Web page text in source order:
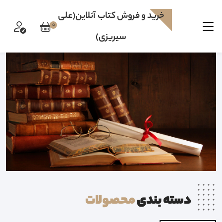
0
خرید و فروش کتاب آنلاین(علی
سیریزی)
دسته بندیمحصولات